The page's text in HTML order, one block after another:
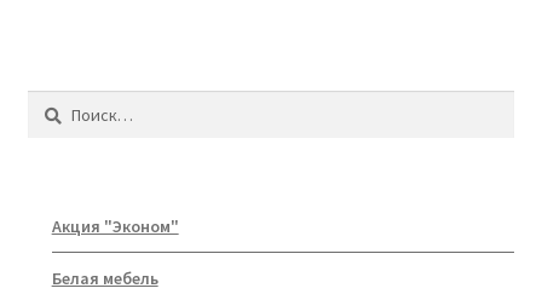
Найти:
Акция "Эконом"
Белая мебель